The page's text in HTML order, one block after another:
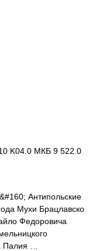
K04.0 МКБ 9 522.0
Антипольские
Мухи Брацлавско
Федоровича
Палия …